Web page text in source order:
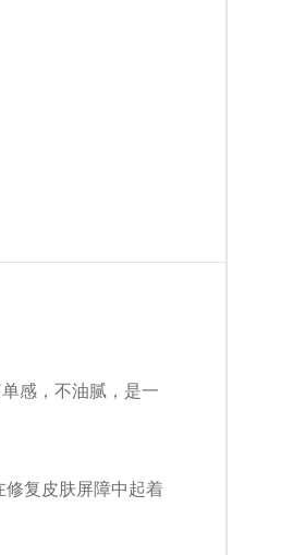
感，不油腻，是一
修复皮肤屏障中起着